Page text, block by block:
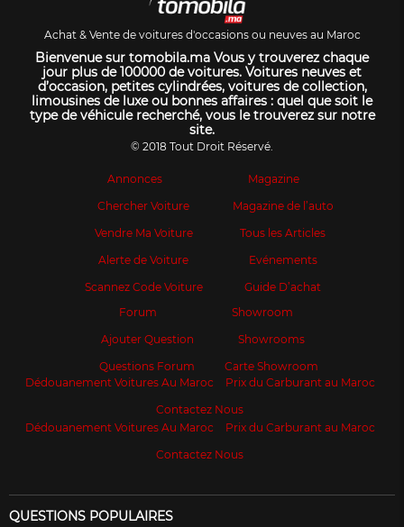
Achat & Vente de voitures d'occasions ou neuves au Maroc
Bienvenue sur tomobila.ma Vous y trouverez chaque
jour plus de 100000 de voitures. Voitures neuves et
d’occasion, petites cylindrées, voitures de collection,
limousines de luxe ou bonnes affaires : quel que soit le
type de véhicule recherché, vous le trouverez sur notre
site.
© 2018 Tout Droit Réservé.
Annonces
Chercher Voiture
Vendre Ma Voiture
Alerte de Voiture
Scannez Code Voiture
Magazine
Magazine de l’auto
Tous les Articles
Evénements
Guide D’achat
Forum
Ajouter Question
Questions Forum
Showroom
Showrooms
Carte Showroom
Dédouanement Voitures Au Maroc
Prix du Carburant au Maroc
Contactez Nous
Dédouanement Voitures Au Maroc
Prix du Carburant au Maroc
Contactez Nous
QUESTIONS POPULAIRES